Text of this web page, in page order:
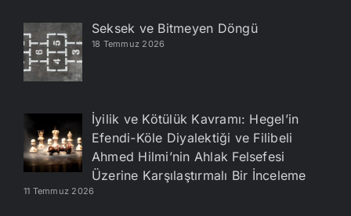
Seksek ve Bitmeyen Döngü
18 Temmuz 2026
İyilik ve Kötülük Kavramı: Hegel’in
Efendi-Köle Diyalektiği ve Filibeli
Ahmed Hilmi’nin Ahlak Felsefesi
Üzerine Karşılaştırmalı Bir İnceleme
11 Temmuz 2026